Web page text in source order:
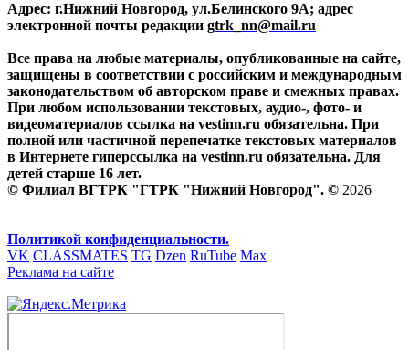
Адрес: г.Нижний Новгород, ул.Белинского 9А; адрес
электронной почты редакции gtrk_nn@mail.ru
Все права на любые материалы, опубликованные на сайте,
защищены в соответствии с российским и международным
законодательством об авторском праве и смежных правах.
При любом использовании текстовых, аудио-, фото- и
видеоматериалов ссылка на vestinn.ru обязательна. При
полной или частичной перепечатке текстовых материалов
в Интернете гиперссылка на vestinn.ru обязательна. Для
детей старше 16 лет.
© Филиал ВГТРК "ГТРК "Нижний Новгород". © 2026
Политикой конфиденциальности.
VK CLASSMATES TG Dzen RuTube Max
Реклама на сайте